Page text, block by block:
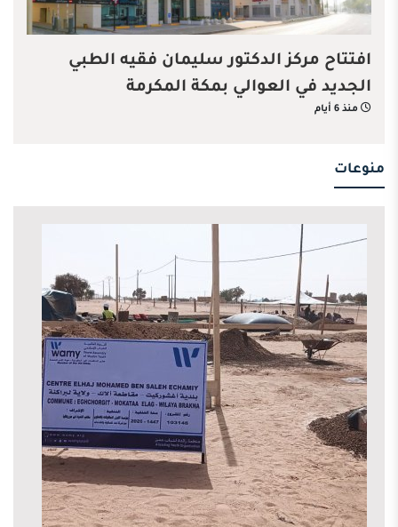
افتتاح مركز الدكتور سليمان فقيه الطبي
الجديد في العوالي بمكة المكرمة
منذ 6 أيام
منوعات